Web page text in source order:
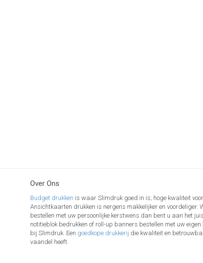
Over Ons
Budget drukken is waar Slimdruk goed in is; hoge kwaliteit
Ansichtkaarten drukken is nergens makkelijker en voordeliger.
bestellen met uw persoonlijke kerstwens dan bent u aan het
notitieblok bedrukken of roll-up banners bestellen met uw eigen
bij Slimdruk. Een goedkope drukkerij die kwaliteit en
vaandel heeft.